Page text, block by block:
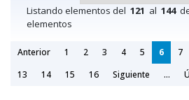
Listando elementos del 121 al 144
elementos
Anterior 1 2 3 4 5 6 7
13
14 15 16 Siguiente ...